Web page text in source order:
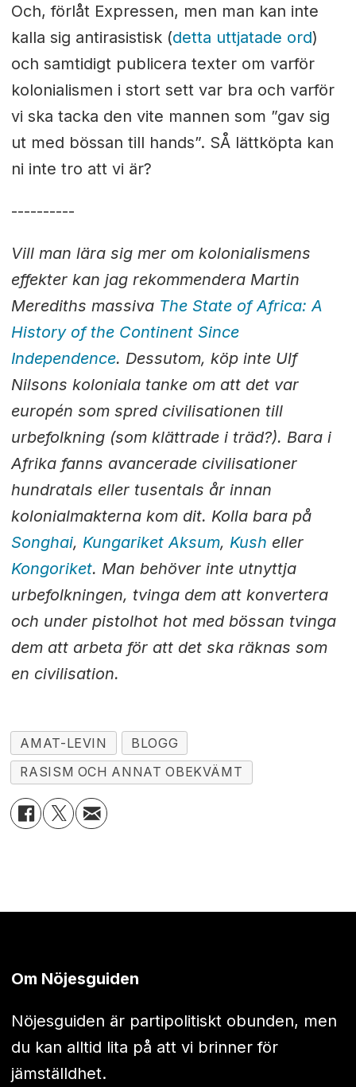
Och, förlåt Expressen, men man kan inte
kalla sig antirasistisk (detta uttjatade ord)
och samtidigt publicera texter om varför
kolonialismen i stort sett var bra och varför
vi ska tacka den vite mannen som ”gav sig
ut med bössan till hands”. SÅ lättköpta kan
ni inte tro att vi är?
----------
Vill man lära sig mer om kolonialismens
effekter kan jag rekommendera Martin
Merediths massiva The State of Africa: A
History of the Continent Since
Independence. Dessutom, köp inte Ulf
Nilsons koloniala tanke om att det var
europén som spred civilisationen till
urbefolkning (som klättrade i träd?). Bara i
Afrika fanns avancerade civilisationer
hundratals eller tusentals år innan
kolonialmakterna kom dit. Kolla bara på
Songhai, Kungariket Aksum, Kush eller
Kongoriket. Man behöver inte utnyttja
urbefolkningen, tvinga dem att konvertera
och under pistolhot hot med bössan tvinga
dem att arbeta för att det ska räknas som
en civilisation.
AMAT-LEVIN
BLOGG
RASISM OCH ANNAT OBEKVÄMT
Om Nöjesguiden
Nöjesguiden är partipolitiskt obunden, men
du kan alltid lita på att vi brinner för
jämställdhet.